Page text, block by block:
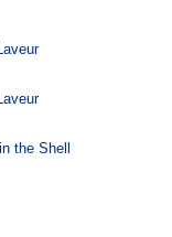
the Shell